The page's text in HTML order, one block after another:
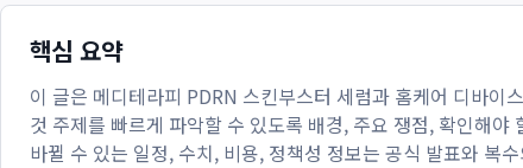
핵심 요약
이 글은 메디테라피 PDRN 스킨부스터 세럼과 홈케어 디바이
것 주제를 빠르게 파악할 수 있도록 배경, 주요 쟁점, 확인해
바뀔 수 있는 일정, 수치, 비용, 정책성 정보는 공식 발표와 복